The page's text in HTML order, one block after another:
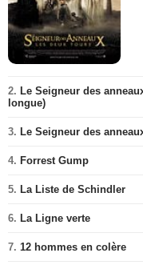
2. Le Seigneur des
longue)
3. Le Seigneur des
4. Forrest Gump
5. La Liste de Schindler
6. La Ligne verte
7. 12 hommes en colère